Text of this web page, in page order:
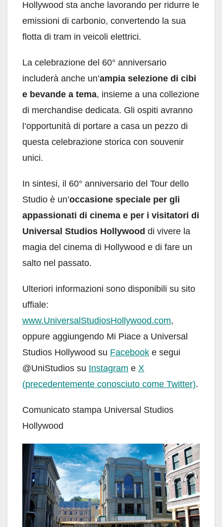
Hollywood sta anche lavorando per ridurre le
emissioni di carbonio, convertendo la sua
flotta di tram in veicoli elettrici.
La celebrazione del 60° anniversario
includerà anche un’ampia selezione di cibi
e bevande a tema, insieme a una collezione
di merchandise dedicata. Gli ospiti avranno
l’opportunità di portare a casa un pezzo di
questa celebrazione storica con souvenir
unici.
In sintesi, il 60° anniversario del Tour dello
Studio è un’occasione speciale per gli
appassionati di cinema e per i visitatori di
Universal Studios Hollywood di vivere la
magia del cinema di Hollywood e di fare un
salto nel passato.
Ulteriori informazioni sono disponibili su sito
uffiale:
www.UniversalStudiosHollywood.com,
oppure aggiungendo Mi Piace a Universal
Studios Hollywood su Facebook e segui
@UniStudios su Instagram e X
(precedentemente conosciuto come Twitter).
Comunicato stampa Universal Studios
Hollywood